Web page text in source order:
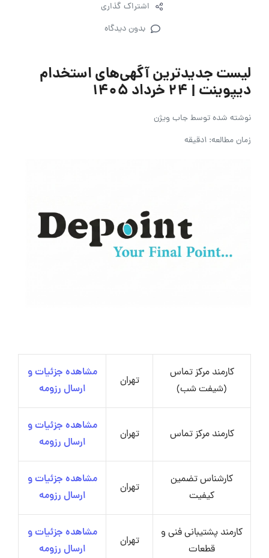
اشتراک گذاری
بدون دیدگاه
لیست جدیدترین آگهی‌های استخدام
دیپوینت | ۲۴ خرداد ۱۴۰۵
نوشته شده توسطجاب ویژن
زمان مطالعه: 1دقیقه
کارمند مرکز تماس
(شیفت شب)
تهران
مشاهده جزئیات و
ارسال رزومه
کارمند مرکز تماس تهران
مشاهده جزئیات و
ارسال رزومه
کارشناس تضمین
کیفیت
تهران
مشاهده جزئیات و
ارسال رزومه
کارمند پشتیبانی فنی و
قطعات
تهران
مشاهده جزئیات و
ارسال رزومه